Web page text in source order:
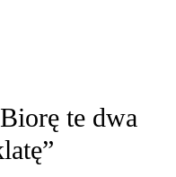
te dwa